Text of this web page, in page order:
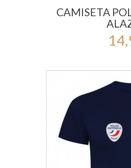
CAMISETA